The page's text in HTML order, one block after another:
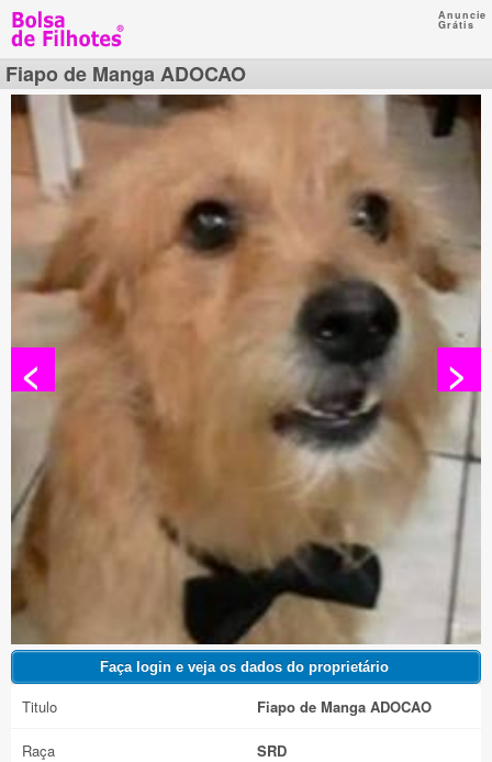
Anuncie
Grátis
Fiapo de Manga ADOCAO
>
<
Titulo Fiapo de Manga ADOCAO
Raça SRD